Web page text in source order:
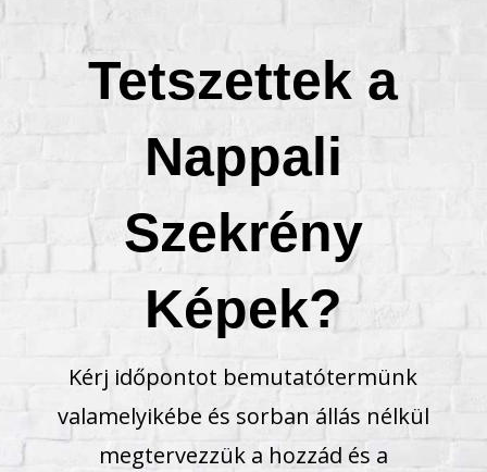
Tetszettek a
Nappali
Szekrény
Képek?
Kérj időpontot bemutatótermünk
valamelyikébe és sorban állás nélkül
megtervezzük a hozzád és a